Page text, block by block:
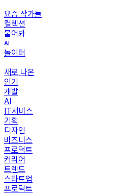
요즘 작가들
컬렉션
물어봐
놀이터
새로 나온
인기
개발
AI
IT서비스
기획
디자인
비즈니스
프로덕트
커리어
트렌드
스타트업
프로덕트